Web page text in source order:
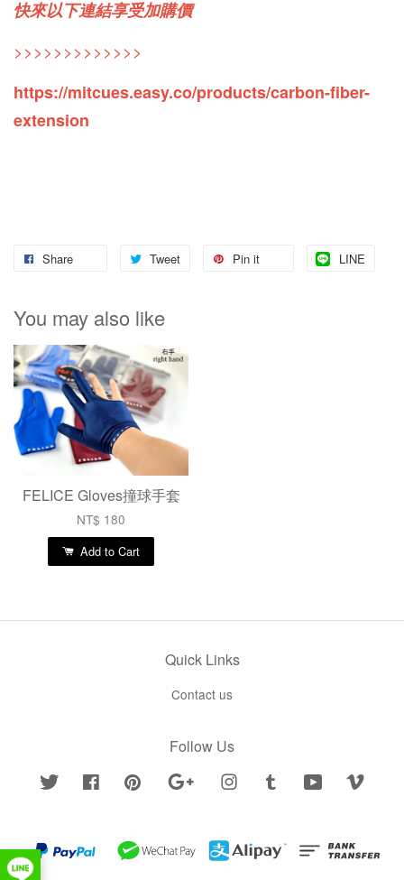
快來以下連結享受加購價
>>>>>>>>>>>>>
https://mitcues.easy.co/products/carbon-fiber-
extension
Share Tweet Pin it LINE
You may also like
FELICE Gloves撞球手套
NT$ 180
Add to Cart
Quick Links
Contact us
Follow Us
Twitter Facebook Pinterest Google Instagram Tumblr YouTube